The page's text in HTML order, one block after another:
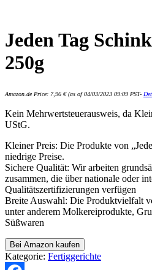
Jeden Tag
250g
Amazon.de Price: 7,96 €(as of 04/03/2023 09:09 PST-
Kein Mehrwertsteuerausweis, da
UStG.
Kleiner Preis: Die Produkte von
niedrige Preise.
Sichere Qualität: Wir arbeiten
zusammen, die über nationale oder
Qualitätszertifizierungen verfügen
Breite Auswahl: Die Produktvielfalt
unter anderem Molkereiprodukte,
Süßwaren
Bei Amazon kaufen
Kategorie: Fertiggerichte